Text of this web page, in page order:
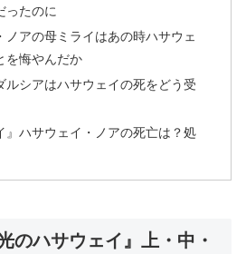
ったのに
ノアの母ミライはあの時ハサウェ
を悔やんだか
ルシアはハサウェイの死をどう受
』ハサウェイ・ノアの死亡は？処
のハサウェイ』上・中・